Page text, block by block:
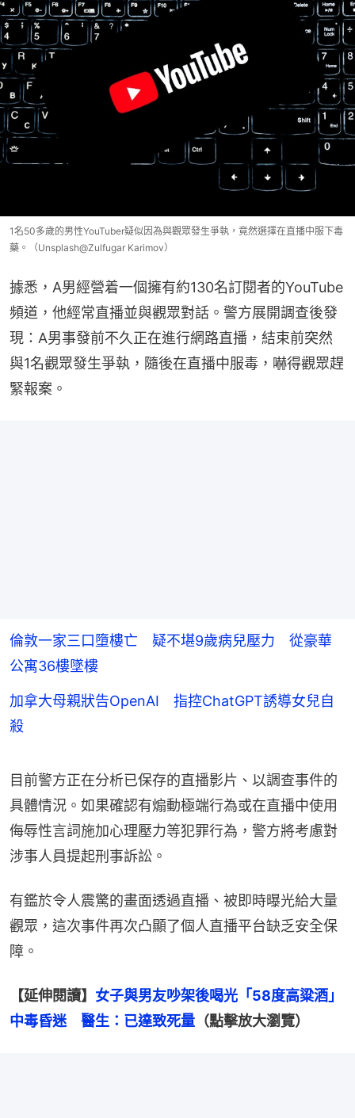
1名50多歲的男性YouTuber疑似因為與觀眾發生爭執，竟然選擇在直播中服下毒
藥。（Unsplash@Zulfugar Karimov）
據悉，A男經營着一個擁有約130名訂閱者的YouTube
頻道，他經常直播並與觀眾對話。警方展開調查後發
現：A男事發前不久正在進行網路直播，結束前突然
與1名觀眾發生爭執，隨後在直播中服毒，嚇得觀眾趕
緊報案。
倫敦一家三口墮樓亡 疑不堪9歲病兒壓力 從豪華
公寓36樓墜樓
加拿大母親狀告OpenAI 指控ChatGPT誘導女兒自
殺
目前警方正在分析已保存的直播影片、以調查事件的
具體情況。如果確認有煽動極端行為或在直播中使用
侮辱性言詞施加心理壓力等犯罪行為，警方將考慮對
涉事人員提起刑事訴訟。
有鑑於令人震驚的畫面透過直播、被即時曝光給大量
觀眾，這次事件再次凸顯了個人直播平台缺乏安全保
障。
【延伸閱讀】 女子與男友吵架後喝光「58度高粱酒」
中毒昏迷　醫生：已達致死量 （點擊放大瀏覽）